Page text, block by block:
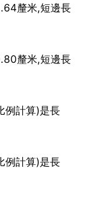
釐米,短邊長
釐米,短邊長
例計算)是長
例計算)是長